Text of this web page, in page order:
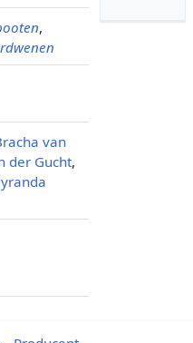
,
van
der Gucht,